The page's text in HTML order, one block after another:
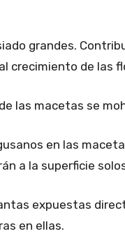
grandes.
crecimiento de las
las macetas se
en las
a la superficie
expuestas
en ellas.